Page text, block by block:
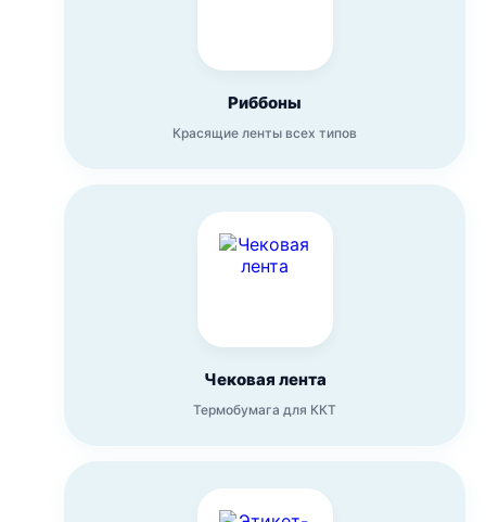
Риббоны
Красящие ленты всех типов
Чековая лента
Термобумага для ККТ